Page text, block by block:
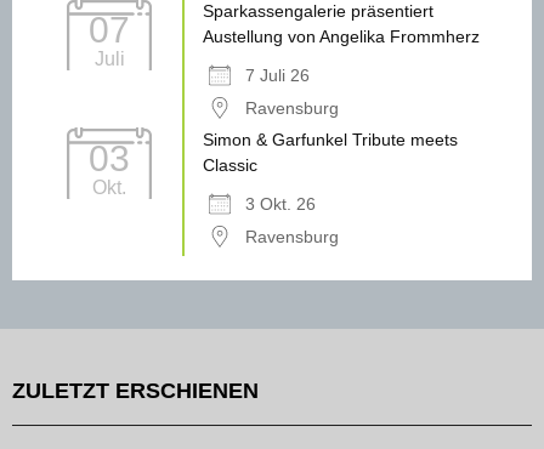
07
Juli
Sparkassengalerie präsentiert
Austellung von Angelika Frommherz
7 Juli 26
Ravensburg
03
Okt.
Simon & Garfunkel Tribute meets
Classic
3 Okt. 26
Ravensburg
ZULETZT ERSCHIENEN